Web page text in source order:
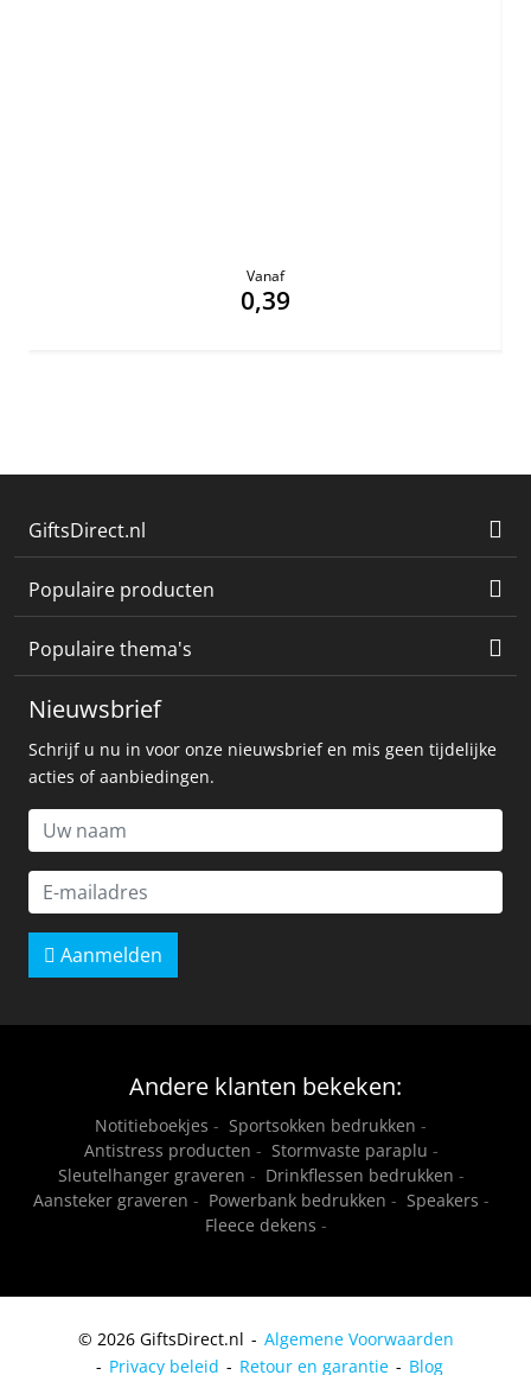
Vanaf
0,39
GiftsDirect.nl
Populaire producten
Populaire thema's
Nieuwsbrief
Schrijf u nu in voor onze nieuwsbrief en mis geen tijdelijke
acties of aanbiedingen.
Aanmelden
Andere klanten bekeken:
Notitieboekjes - Sportsokken bedrukken -
Antistress producten - Stormvaste paraplu -
Sleutelhanger graveren - Drinkflessen bedrukken -
Aansteker graveren - Powerbank bedrukken - Speakers -
Fleece dekens -
© 2026 GiftsDirect.nl
Algemene Voorwaarden
Privacy beleid
Retour en garantie Blog